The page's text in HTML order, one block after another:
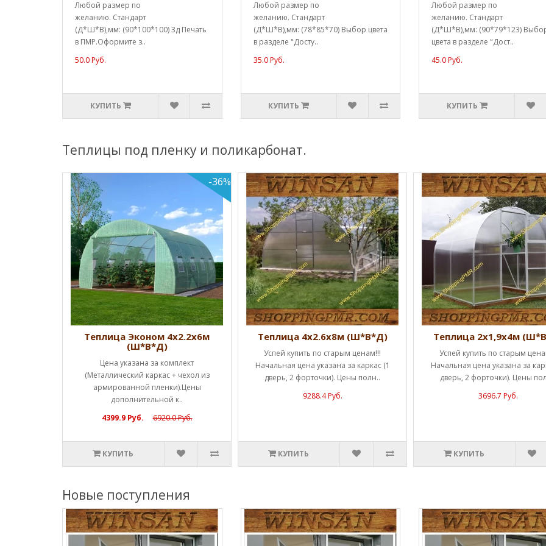
Любой размер по
желанию. Стандарт
(Д*Ш*В),мм: (90*100*100) 3д Печать
в ПМР.Оформите з..
50.0 Руб.
КУПИТЬ
Любой размер по
желанию. Стандарт
(Д*Ш*В),мм: (78*85*70) Выбор цвета
в разделе "Досту..
35.0 Руб.
КУПИТЬ
Любой размер по
желанию. Стандарт
(Д*Ш*В),мм: (90*79*123)
цвета в разделе "Дост..
45.0 Руб.
КУПИТЬ
Теплицы под пленку и поликарбонат.
Теплица Эконом 4х2.2х6м
(Ш*В*Д)
Цена указана за комплект
(Металлический каркас + чехол из
армированной пленки).Цены
дополнительной к..
4399.9 Руб.
6920.0 Руб.
КУПИТЬ
-36%
Теплица 4х2.6х8м (Ш*В*Д)
Успей купить по старым ценам!!!
Начальная цена указана за каркас (1
дверь, 2 форточки). Цены полн..
9288.4 Руб.
КУПИТЬ
Теплица 2х1,9х4м
Успей купить по старым
Начальная цена указана за
дверь, 2 форточки). Цены
3696.7 Руб.
КУПИТЬ
Новые поступления